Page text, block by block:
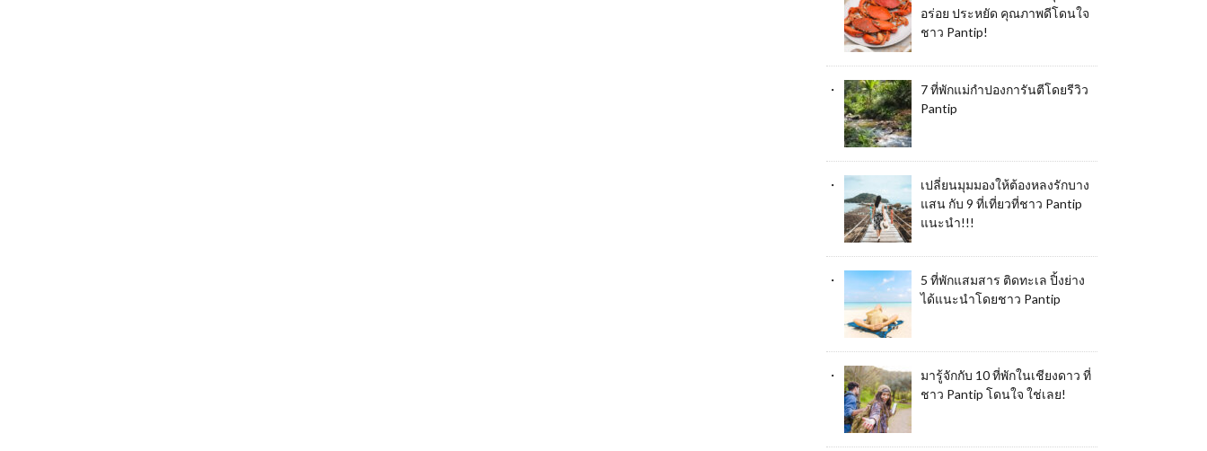
อร่อย ประหยัด คุณภาพดีโดนใจ
ชาว Pantip!
7 ที่พักแม่กำปองการันตีโดยรีวิว
Pantip
เปลี่ยนมุมมองให้ต้องหลงรักบาง
แสน กับ 9 ที่เที่ยวที่ชาว Pantip
แนะนำ!!!
5 ที่พักแสมสาร ติดทะเล ปิ้งย่าง
ได้แนะนำโดยชาว Pantip
มารู้จักกับ 10 ที่พักในเชียงดาว ที่
ชาว Pantip โดนใจ ใช่เลย!